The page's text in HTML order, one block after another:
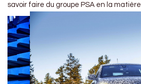
savoir faire du groupe PSA en la matière.